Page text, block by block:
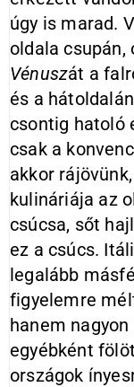
úgy is marad.
oldala csupán,
Vénuszát a
és a
csontig hatoló
csak a
akkor
kulináriája az
csúcsa, sőt
ez a csúcs.
legalább
figyelemre
hanem
egyébként
országok